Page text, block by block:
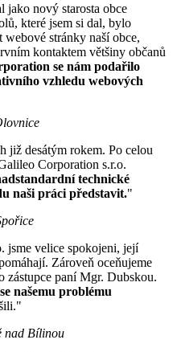
jako nový starosta obce
které jsem si dal, bylo
stránky naší obce,
kontaktem většiny občanů
se nám podařilo
vzhledu webových
již desátým rokem. Po celou
Corporation s.r.o.
technické
naši práci představit."
jsme velice spokojeni, její
Zároveň oceňujeme
zástupce paní Mgr. Dubskou.
našemu problému
nad Bílinou